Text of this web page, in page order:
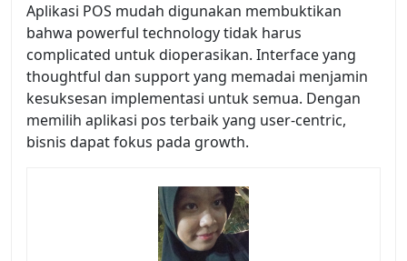
Aplikasi POS mudah digunakan membuktikan
bahwa powerful technology tidak harus
complicated untuk dioperasikan. Interface yang
thoughtful dan support yang memadai menjamin
kesuksesan implementasi untuk semua. Dengan
memilih aplikasi pos terbaik yang user-centric,
bisnis dapat fokus pada growth.